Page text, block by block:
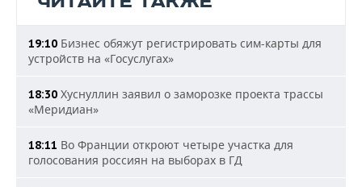
19:10 Бизнес обяжут регистрировать сим-карты для
устройств на «Госуслугах»
18:30 Хуснуллин заявил о заморозке проекта трассы
«Меридиан»
18:11 Во Франции откроют четыре участка для
голосования россиян на выборах в ГД